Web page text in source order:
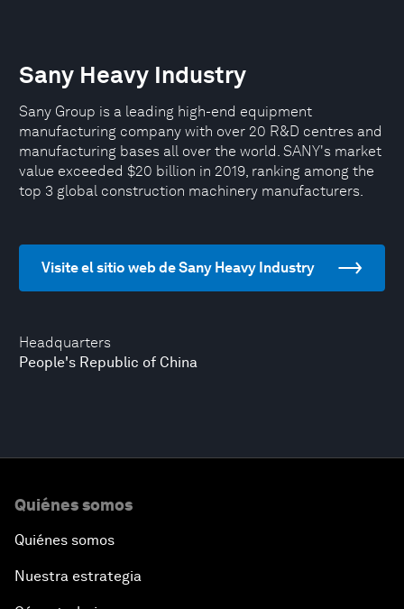
Headquarters
People's Republic of China
Sany Heavy Industry
Sany Group is a leading high-end equipment
manufacturing company with over 20 R&D centres and
manufacturing bases all over the world. SANY's market
value exceeded $20 billion in 2019, ranking among the
top 3 global construction machinery manufacturers.
Visite el sitio web de Sany Heavy Industry
Quiénes somos
Quiénes somos
Nuestra estrategia